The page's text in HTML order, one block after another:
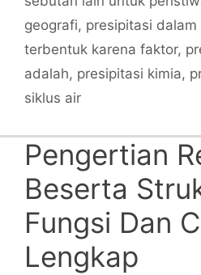
geografi, presipitasi
terbentuk karena faktor,
adalah, presipitasi kimia,
siklus air
Pengertian
Beserta
Fungsi Dan
Lengkap